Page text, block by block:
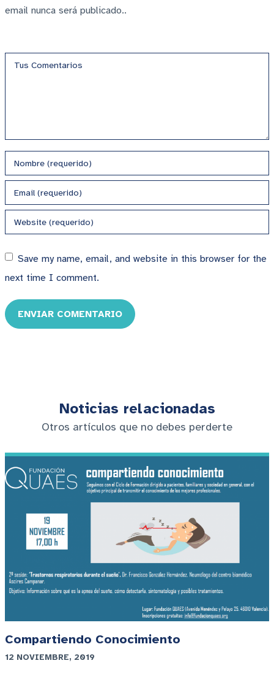
email nunca será publicado..
Save my name, email, and website in this browser for the
next time I comment.
ENVIAR COMENTARIO
Noticias relacionadas
Otros artículos que no debes perderte
Compartiendo Conocimiento
12 NOVIEMBRE, 2019